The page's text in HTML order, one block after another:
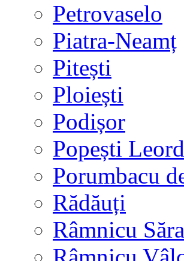
Petrovaselo
Piatra-Neamț
Pitești
Ploiești
Podișor
Popești
Porumbacu
Rădăuți
Râmnicu